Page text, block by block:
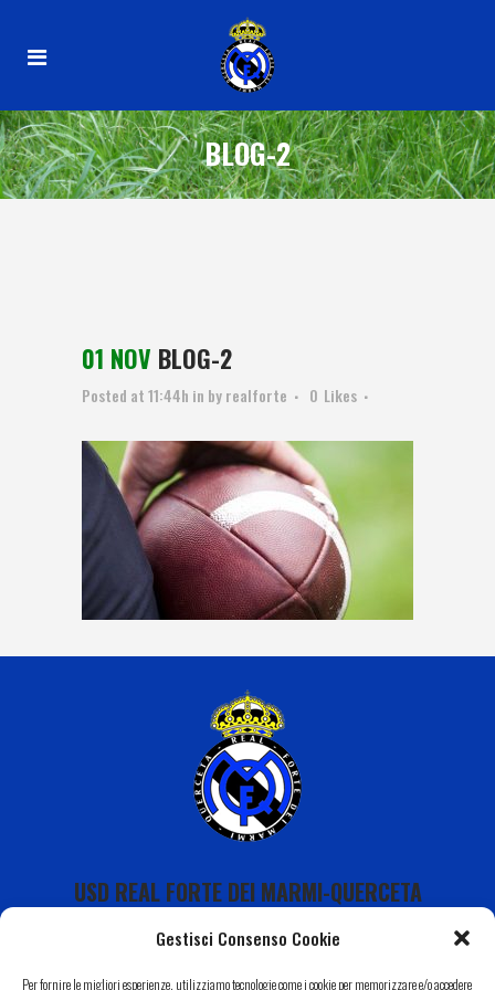
Gestisci Consenso Cookie
Per fornire le migliori esperienze, utilizziamo tecnologie come i cookie per memorizzare e/o accedere
BLOG-2
01 NOV BLOG-2
Posted at 11:44h in byrealforte 0 Likes
USD REAL FORTE DEI MARMI-QUERCETA